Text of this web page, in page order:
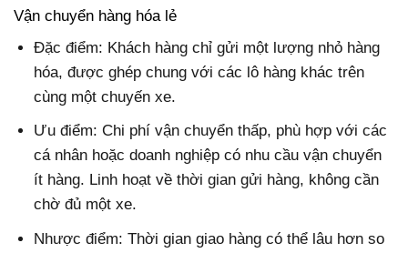
Vận chuyển hàng hóa lẻ
Đặc điểm: Khách hàng chỉ gửi một lượng nhỏ hàng
hóa, được ghép chung với các lô hàng khác trên
cùng một chuyến xe.
Ưu điểm: Chi phí vận chuyển thấp, phù hợp với các
cá nhân hoặc doanh nghiệp có nhu cầu vận chuyển
ít hàng. Linh hoạt về thời gian gửi hàng, không cần
chờ đủ một xe.
Nhược điểm: Thời gian giao hàng có thể lâu hơn so